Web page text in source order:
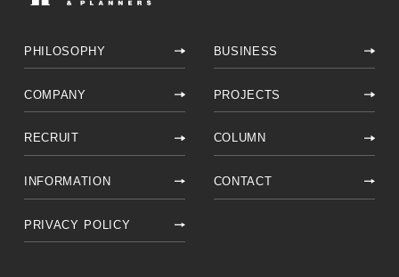
PHILOSOPHY BUSINESS
COMPANY PROJECTS
RECRUIT COLUMN
INFORMATION CONTACT
PRIVACY POLICY